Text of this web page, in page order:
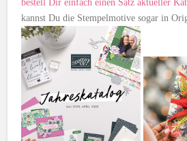
bestell Dir einfach einen Satz aktueller
kannst Du die Stempelmotive sogar in